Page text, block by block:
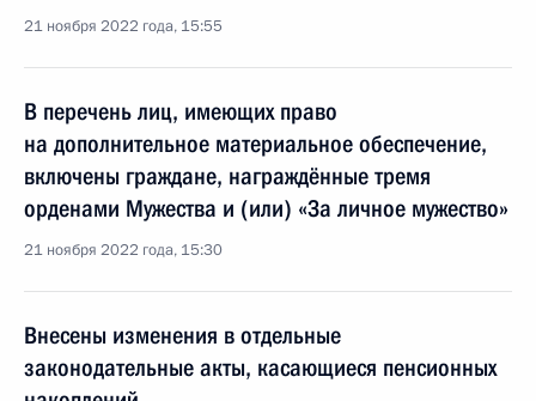
21 ноября 2022 года, 15:55
В перечень лиц, имеющих право
на дополнительное материальное обеспечение,
включены граждане, награждённые тремя
орденами Мужества и (или) «За личное мужество»
21 ноября 2022 года, 15:30
Внесены изменения в отдельные
законодательные акты, касающиеся пенсионных